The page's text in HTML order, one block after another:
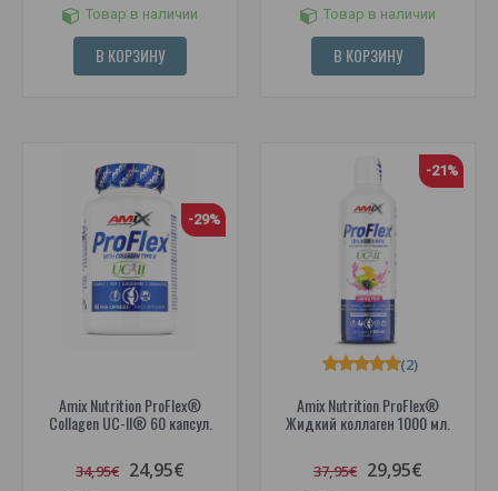
Товар в наличии
В КОРЗИНУ
Товар в наличии
В КОРЗИНУ
-29%
Amix Nutrition ProFlex®
Collagen UC-II® 60 капсул.
34,95€ 24,95€
-21%
Amix Nutrition ProFlex®
Жидкий коллаген 1000 мл.
(2)
37,95€ 29,95€